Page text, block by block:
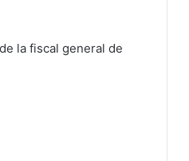
la fiscal general de